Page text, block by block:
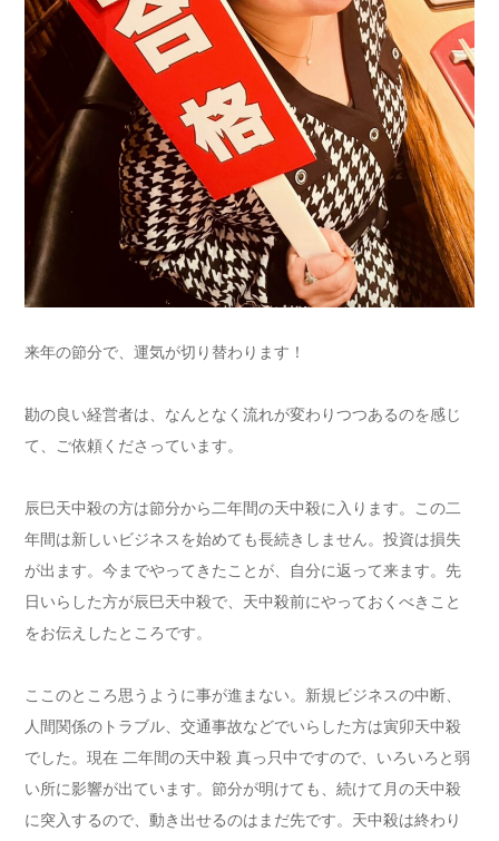
来年の節分で、運気が切り替わります！
勘の良い経営者は、なんとなく流れが変わりつつあるのを感じ
て、ご依頼くださっています。
辰巳天中殺の方は節分から二年間の天中殺に入ります。この二
年間は新しいビジネスを始めても長続きしません。投資は損失
が出ます。今までやってきたことが、自分に返って来ます。先
日いらした方が辰巳天中殺で、天中殺前にやっておくべきこと
をお伝えしたところです。
ここのところ思うように事が進まない。新規ビジネスの中断、
人間関係のトラブル、交通事故などでいらした方は寅卯天中殺
でした。現在 二年間の天中殺 真っ只中ですので、いろいろと弱
い所に影響が出ています。節分が明けても、続けて月の天中殺
に突入するので、動き出せるのはまだ先です。天中殺は終わり